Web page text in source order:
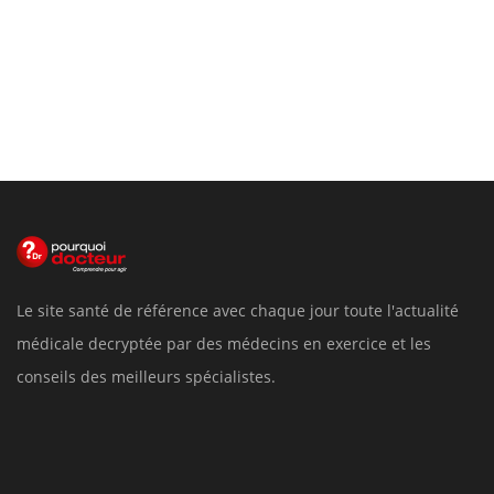
Le site santé de référence avec chaque jour toute l'actualité
médicale decryptée par des médecins en exercice et les
conseils des meilleurs spécialistes.